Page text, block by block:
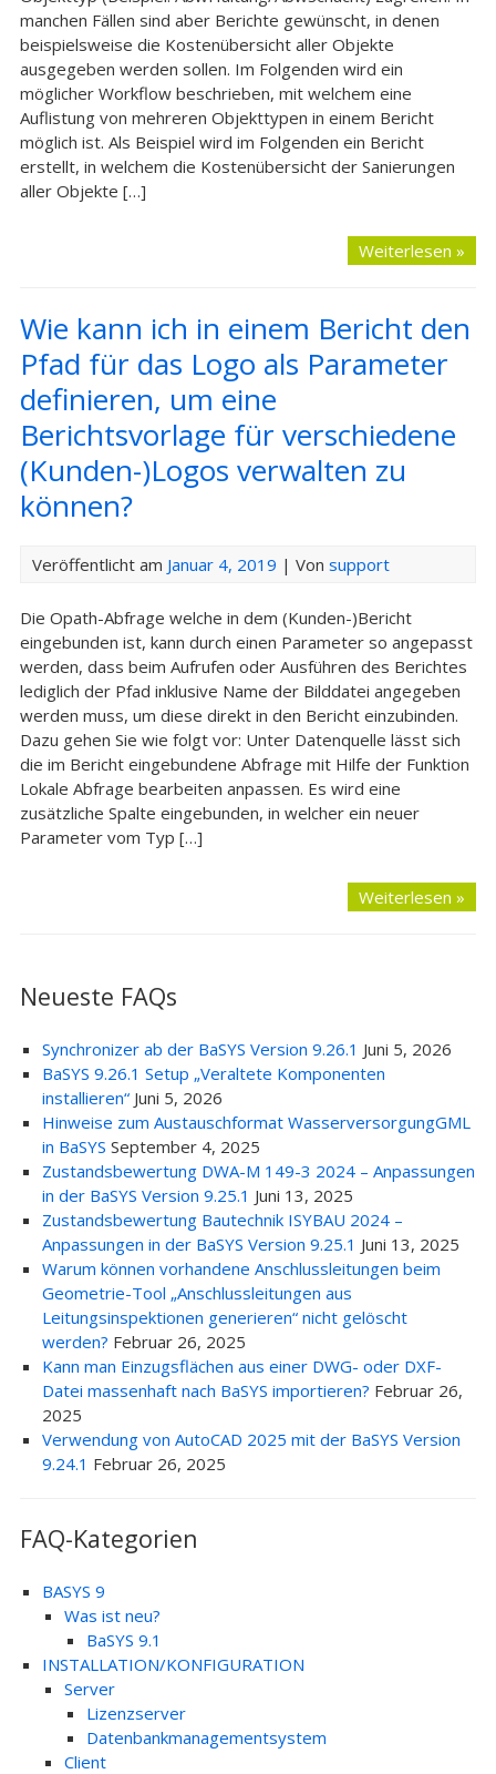
manchen Fällen sind aber Berichte gewünscht, in denen
beispielsweise die Kostenübersicht aller Objekte
ausgegeben werden sollen. Im Folgenden wird ein
möglicher Workflow beschrieben, mit welchem eine
Auflistung von mehreren Objekttypen in einem Bericht
möglich ist. Als Beispiel wird im Folgenden ein Bericht
erstellt, in welchem die Kostenübersicht der Sanierungen
aller Objekte […]
Weiterlesen »
Wie kann ich in einem Bericht den
Pfad für das Logo als Parameter
definieren, um eine
Berichtsvorlage für verschiedene
(Kunden-)Logos verwalten zu
können?
Veröffentlicht am Januar 4, 2019 | Von support
Die Opath-Abfrage welche in dem (Kunden-)Bericht
eingebunden ist, kann durch einen Parameter so angepasst
werden, dass beim Aufrufen oder Ausführen des Berichtes
lediglich der Pfad inklusive Name der Bilddatei angegeben
werden muss, um diese direkt in den Bericht einzubinden.
Dazu gehen Sie wie folgt vor: Unter Datenquelle lässt sich
die im Bericht eingebundene Abfrage mit Hilfe der Funktion
Lokale Abfrage bearbeiten anpassen. Es wird eine
zusätzliche Spalte eingebunden, in welcher ein neuer
Parameter vom Typ […]
Weiterlesen »
Neueste FAQs
Synchronizer ab der BaSYS Version 9.26.1 Juni 5, 2026
BaSYS 9.26.1 Setup „Veraltete Komponenten
installieren“ Juni 5, 2026
Hinweise zum Austauschformat WasserversorgungGML
in BaSYS September 4, 2025
Zustandsbewertung DWA-M 149-3 2024 – Anpassungen
in der BaSYS Version 9.25.1 Juni 13, 2025
Zustandsbewertung Bautechnik ISYBAU 2024 –
Anpassungen in der BaSYS Version 9.25.1 Juni 13, 2025
Warum können vorhandene Anschlussleitungen beim
Geometrie-Tool „Anschlussleitungen aus
Leitungsinspektionen generieren“ nicht gelöscht
werden? Februar 26, 2025
Kann man Einzugsflächen aus einer DWG- oder DXF-
Datei massenhaft nach BaSYS importieren? Februar 26,
2025
Verwendung von AutoCAD 2025 mit der BaSYS Version
9.24.1 Februar 26, 2025
FAQ-Kategorien
BASYS 9
Was ist neu?
BaSYS 9.1
INSTALLATION/KONFIGURATION
Server
Lizenzserver
Datenbankmanagementsystem
Client